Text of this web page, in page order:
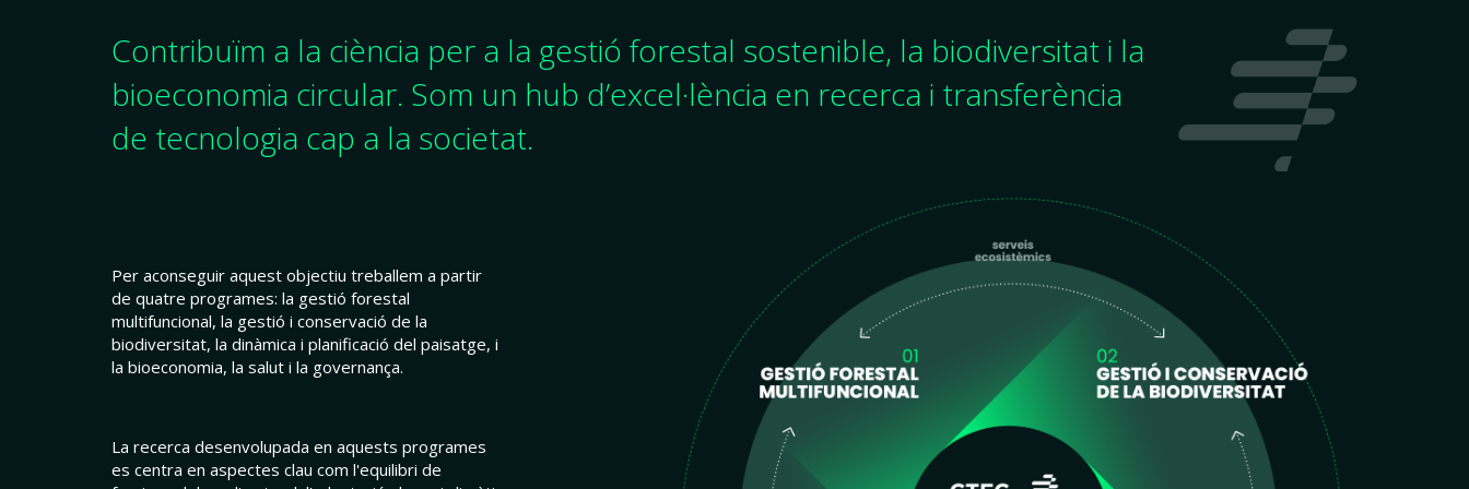
Contribuïm a la ciència per a la gestió forestal sostenible, la biodiversitat i la
bioeconomia circular. Som un hub d’excel·lència en recerca i transferència
de tecnologia cap a la societat.
Per aconseguir aquest objectiu treballem a partir
de quatre programes: la gestió forestal
multifuncional, la gestió i conservació de la
biodiversitat, la dinàmica i planificació del paisatge, i
la bioeconomia, la salut i la governança.
La recerca desenvolupada en aquests programes
es centra en aspectes clau com l'equilibri de